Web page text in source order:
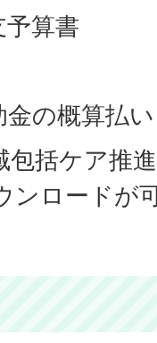
算書
の概算払
包括ケア推
ンロードが